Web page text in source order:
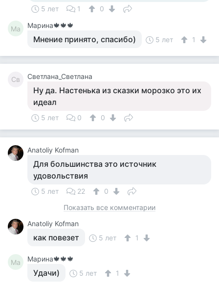
5 лет 1 0
Ма Марина🍁🍁🍁
Мнение принято, спасибо) 5 лет 1
Св Светлана_Светлана
Ну да. Настенька из сказки морозко это их
идеал
5 лет 0 0
Anatoliy Kofman
Для большинства это источник
удовольствия
5 лет 22
0
Показать все комментарии
Anatoliy Kofman
как повезет 5 лет 1
Ма Марина🍁🍁🍁
Удачи) 5 лет 1